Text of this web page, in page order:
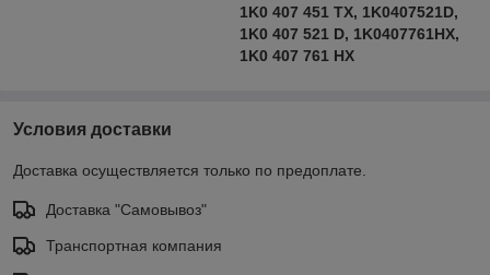
1K0 407 451 TX, 1K0407521D,
1K0 407 521 D, 1K0407761HX,
1K0 407 761 HX
Условия доставки
Доставка осуществляется только по предоплате.
Доставка "Самовывоз"
Транспортная компания